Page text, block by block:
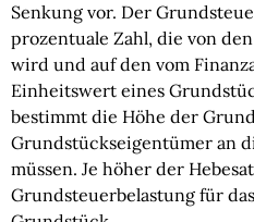
Senkung vor. Der
prozentuale Zahl, die von
wird und auf den vom
Einheitswert eines
bestimmt die Höhe der
Grundstückseigentümer an
müssen. Je höher der
Grundsteuerbelastung für